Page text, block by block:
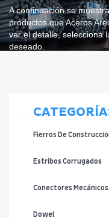
A continuación se
productos que Aceros
ver el detalle, selecciona
deseado.
Fierros De
Estribos Corrugados
Conectores Mecánicos
Dowel